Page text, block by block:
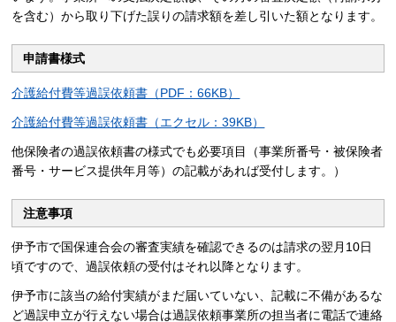
を含む）から取り下げた誤りの請求額を差し引いた額となります。
申請書様式
介護給付費等過誤依頼書（PDF：66KB）
介護給付費等過誤依頼書（エクセル：39KB）
他保険者の過誤依頼書の様式でも必要項目（事業所番号・被保険者
番号・サービス提供年月等）の記載があれば受付します。）
注意事項
伊予市で国保連合会の審査実績を確認できるのは請求の翌月10日
頃ですので、過誤依頼の受付はそれ以降となります。
伊予市に該当の給付実績がまだ届いていない、記載に不備があるな
ど過誤申立が行えない場合は過誤依頼事業所の担当者に電話で連絡